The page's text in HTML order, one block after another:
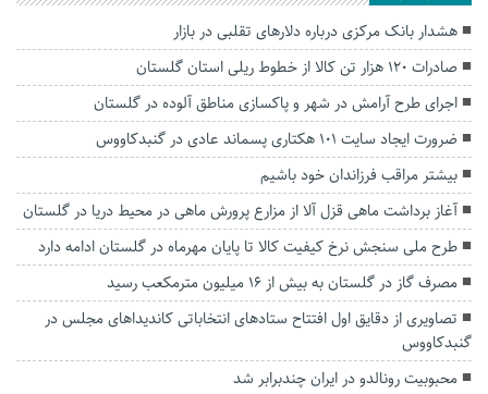
هشدار بانک مرکزی درباره دلارهای تقلبی در بازار
صادرات 120 هزار تن کالا از خطوط ریلی استان گلستان
اجرای طرح آرامش در شهر و پاکسازی مناطق آلوده در گلستان
ضرورت ایجاد سایت ۱۰۱ هکتاری پسماند عادی در گنبدکاووس
بیشتر مراقب فرزاندان خود باشیم
آغاز برداشت ماهی قزل آلا از مزارع پرورش ماهی در محیط دریا در گلستان
طرح ملی سنجش نرخ کیفیت کالا تا پایان مهرماه در گلستان ادامه دارد
مصرف گاز در گلستان به بیش از ۱۶ میلیون مترمکعب رسید
تصاویری از دقایق اول افتتاح ستادهای انتخاباتی کاندیداهای مجلس در
گنبدکاووس
محبوبیت رونالدو در ایران چندبرابر شد